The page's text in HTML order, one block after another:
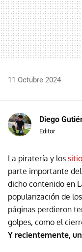
11 Octubre 2024
Diego
Editor
La piratería y los
parte importante
dicho contenido en
popularización de
páginas perdieron
golpes, como el
Y recientemente,